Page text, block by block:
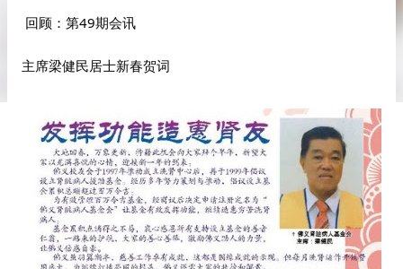
回顾：第49期会讯
主席梁健民居士新春贺词